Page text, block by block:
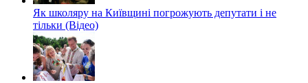
Як школяру на Київщині погрожують депутати і не
тільки (Відео)